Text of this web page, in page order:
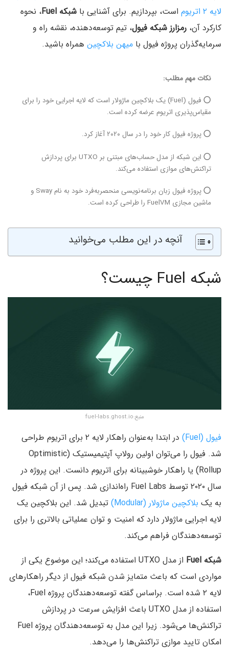
لایه ۲ اتریوم
است، بپردازیم. برای آشنایی با شبکه Fuel
، نحوه
کارکرد آن، رمزارز شبکه فیول، تیم توسعه‌دهنده، نقشه راه و
سرمایه‌گذران پروژه فیول با میهن بلاکچین همراه باشید.
نکات مهم مطلب:
⭕ فیول (Fuel) یک بلاکچین ماژولار است که لایه اجرایی خود را برای
مقیاس‌پذیری اتریوم عرضه کرده است.
⭕ پروژه فیول کار خود را در سال ۲۰۲۰ آغاز کرد.
⭕ این شبکه از مدل حساب‌های مبتنی بر UTXO برای پردازش
تراکنش‌های موازی استفاده می‌کند.
⭕ پروژه فیول زبان برنامه‌نویسی منحصربه‌فرد خود به نام Sway و
ماشین مجازی FuelVM را طراحی کرده است.
آنچه در این مطلب می‌خوانید
شبکه Fuel چیست؟
منبع:fuel-labs.ghost.io
فیول (Fuel)
در ابتدا به‌عنوان راهکار لایه ۲ برای اتریوم طراحی
شد. فیول را می‌توان اولین رولاپ آپتیمیستیک (Optimistic
Rollup) یا راهکار خوشبینانه برای اتریوم دانست. این پروژه در
سال ۲۰۲۰ توسط Fuel Labs راه‌اندازی شد. پس از آن شبکه فیول
به یک بلاکچین ماژولار (Modular)
تبدیل شد. این بلاکچین یک
لایه اجرایی ماژولار دارد که امنیت و توان عملیاتی بالاتری را برای
توسعه‌دهندگان فراهم می‌کند.
شبکه Fuel
از مدل UTXO استفاده می‌کند؛ این موضوع یکی از
مواردی است که باعث متمایز شدن شبکه فیول از دیگر راهکارهای
لایه ۲ شده است. براساس گفته توسعه‌دهندگان پروژه Fuel،
استفاده از مدل UTXO باعث افزایش سرعت در پردازش
تراکنش‌ها می‌شود. زیرا این مدل به توسعه‌دهندگان پروژه Fuel
امکان تایید موازی تراکنش‌ها را می‌‌دهد.